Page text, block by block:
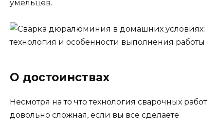
умельцев.
О достоинствах
Несмотря на то что технология сварочных работ
довольно сложная, если вы все сделаете